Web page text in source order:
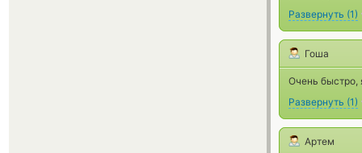
Развернуть (1)
Гоша
Очень быстро,
Развернуть (1)
Артем